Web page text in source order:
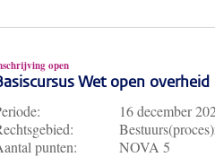
open
Wet open overheid
16 december
punten:
NOVA 5